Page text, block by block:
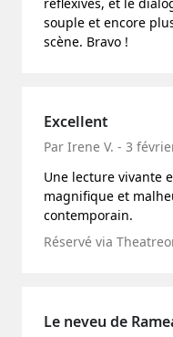
souple et encore
scène. Bravo !
Excellent
Par Irene V. - 3
Une lecture vivante
magnifique et
contemporain.
Réservé via
Le neveu de